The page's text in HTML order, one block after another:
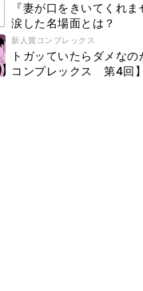
『妻が口をきいてくれ
涙した名場面とは？
新人賞コンプレックス
トガッていたらダメな
コンプレックス 第4回】